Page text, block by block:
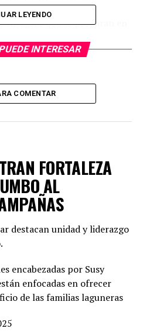
su formación como
íntegros que se preparan en
de Estado Mayor
acompañado del Ciudadano
Coordinador Estatal de
de Durango, además del
Preza Estrada,
en representación
de Durango, así como
de gobierno.
bienvenida a 293 jóvenes
en aspectos militares,
orden cerrado,
respeto a los derechos
LEYENDO
INTERESAR
COMENTAR
FORTALEZA
AL
destacan unidad y liderazgo
encabezadas por Susy
enfocadas en ofrecer
de las familias laguneras